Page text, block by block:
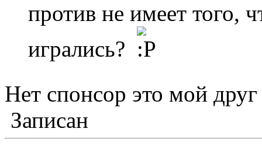
против не имеет того,
игрались?
Нет спонсор это мой
Записан